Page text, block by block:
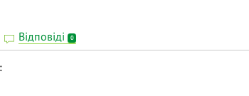
Відповіді 0